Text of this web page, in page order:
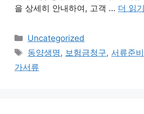
을 상세히 안내하여, 고객 … 더 읽기
카
테
리
Uncategorized
태
그
동양생명, 보험금청구, 서류준비
가서류